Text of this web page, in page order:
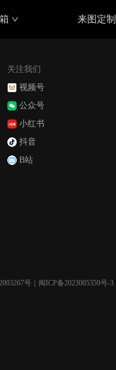
来图定制
关注我们
视频号
公众号
小红书
抖音
B站
号 闽ICP备2023005359号-3